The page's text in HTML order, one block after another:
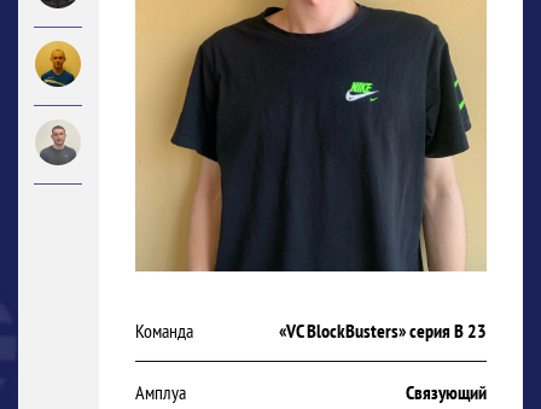
Команда «VC BlockBusters» серия В 23
Амплуа Связующий